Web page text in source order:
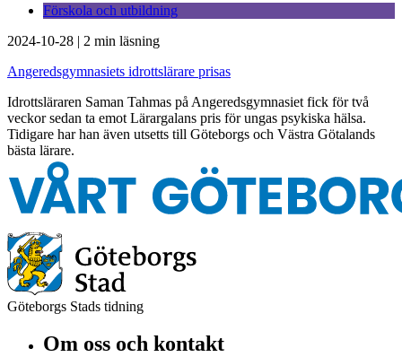
Förskola och utbildning
2024-10-28 | 2 min läsning
Angeredsgymnasiets idrottslärare prisas
Idrottsläraren Saman Tahmas på Angeredsgymnasiet fick för två
veckor sedan ta emot Lärargalans pris för ungas psykiska hälsa.
Tidigare har han även utsetts till Göteborgs och Västra Götalands
bästa lärare.
Göteborgs Stads tidning
Om oss och kontakt